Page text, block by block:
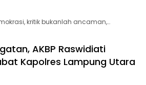
kritik bukanlah ancaman,…
AKBP Raswidiati
Kapolres Lampung Utara